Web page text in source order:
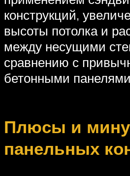
конструкций,
высоты потолка и
между несущими
сравнению с
бетонными
Плюсы и
панельных